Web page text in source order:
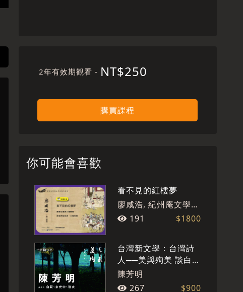
2年有效期觀看 - NT$250
購買課程
你可能會喜歡
看不見的紅樓夢
廖咸浩, 紀州庵文學森
林 191 $1800
台灣新文學：台灣詩
人──美與殉美 談白
萩、余光中、洛夫
陳芳明
267
$900